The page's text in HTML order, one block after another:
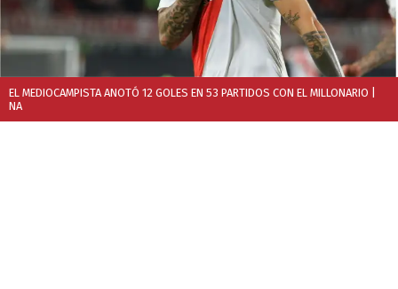
EL MEDIOCAMPISTA ANOTÓ 12 GOLES EN 53 PARTIDOS CON EL MILLONARIO
NA